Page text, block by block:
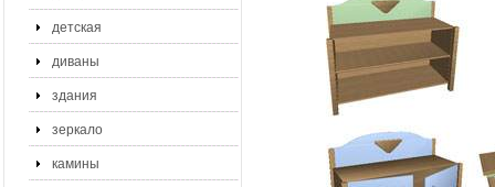
детская
диваны
здания
зеркало
камины